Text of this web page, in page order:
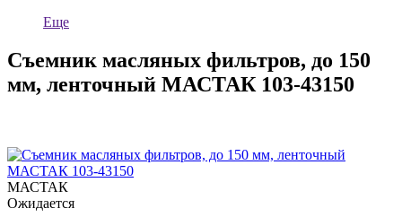
Еще
Съемник масляных фильтров, до 150
мм, ленточный МАСТАК 103-43150
МАСТАК
Ожидается